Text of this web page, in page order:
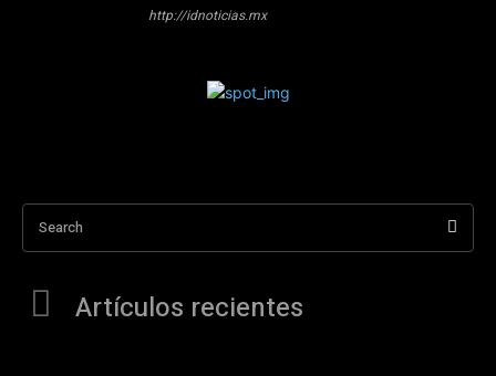
http://idnoticias.mx
Search
Artículos recientes